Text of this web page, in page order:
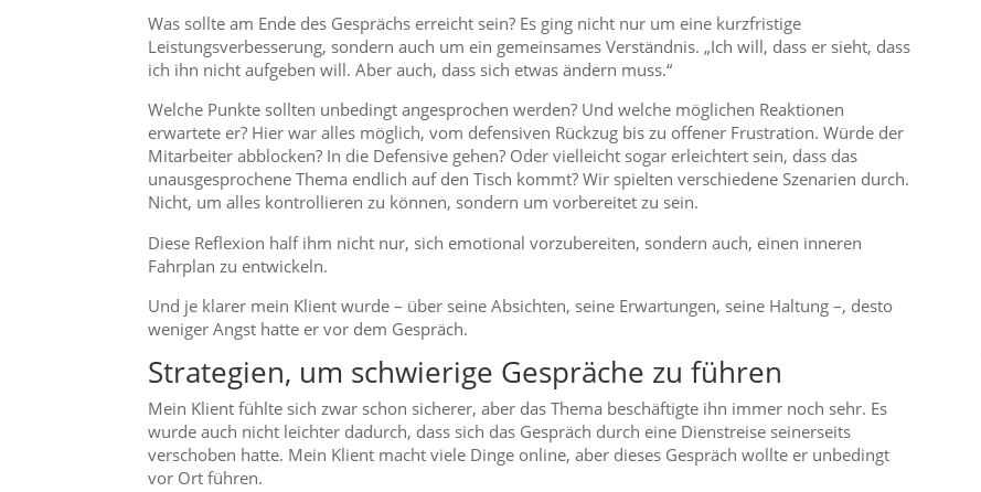
Was sollte am Ende des Gesprächs erreicht sein? Es ging nicht nur um eine kurzfristige
Leistungsverbesserung, sondern auch um ein gemeinsames Verständnis. „Ich will, dass er sieht, dass
ich ihn nicht aufgeben will. Aber auch, dass sich etwas ändern muss.“
Welche Punkte sollten unbedingt angesprochen werden? Und welche möglichen Reaktionen
erwartete er? Hier war alles möglich, vom defensiven Rückzug bis zu offener Frustration. Würde der
Mitarbeiter abblocken? In die Defensive gehen? Oder vielleicht sogar erleichtert sein, dass das
unausgesprochene Thema endlich auf den Tisch kommt? Wir spielten verschiedene Szenarien durch.
Nicht, um alles kontrollieren zu können, sondern um vorbereitet zu sein.
Diese Reflexion half ihm nicht nur, sich emotional vorzubereiten, sondern auch, einen inneren
Fahrplan zu entwickeln.
Und je klarer mein Klient wurde – über seine Absichten, seine Erwartungen, seine Haltung –, desto
weniger Angst hatte er vor dem Gespräch.
Strategien, um schwierige Gespräche zu führen
Mein Klient fühlte sich zwar schon sicherer, aber das Thema beschäftigte ihn immer noch sehr. Es
wurde auch nicht leichter dadurch, dass sich das Gespräch durch eine Dienstreise seinerseits
verschoben hatte. Mein Klient macht viele Dinge online, aber dieses Gespräch wollte er unbedingt
vor Ort führen.